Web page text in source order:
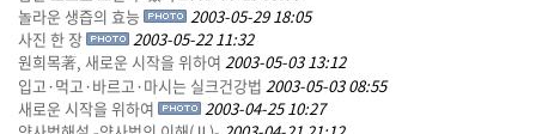
놀라운 생즙의 효능
2003-05-29 18:05
사진 한 장
2003-05-22 11:32
원희목著, 새로운 시작을 위하여 2003-05-03 13:12
입고·먹고·바르고·마시는 실크건강법 2003-05-03 08:55
새로운 시작을 위하여
2003-04-25 10:27